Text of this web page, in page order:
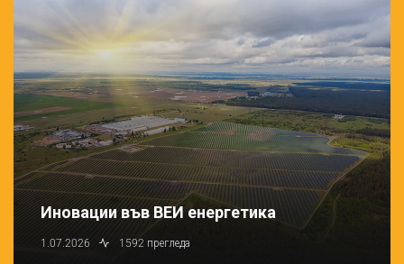
Иновации във ВЕИ енергетика
1.07.2026 1592 прегледа